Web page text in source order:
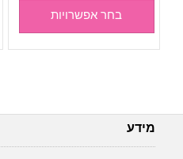
בחר אפשרויות
מידע